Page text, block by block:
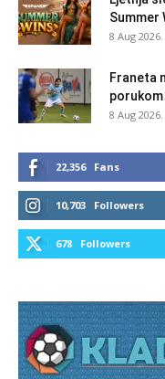
Summer
8 Aug
Franeta
8 Aug
22,356 Fans
10,703 Followers
678 Followers